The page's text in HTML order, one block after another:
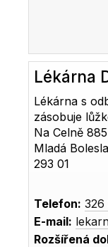
Lékárna
Lékárna s
zásobuje
Na Celně 885
Mladá
293 01
Telefon: 326
E-mail:
Rozšířená